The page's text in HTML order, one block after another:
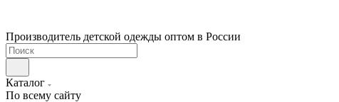
Производитель детской одежды оптом в России
Каталог
По всему сайту